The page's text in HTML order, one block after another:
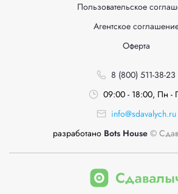
Пользовательское
Агентское
Оферта
8 (800) 511-38-23
09:00 - 18:00, Пн -
info@sdavalych.ru
разработано Bots House ©